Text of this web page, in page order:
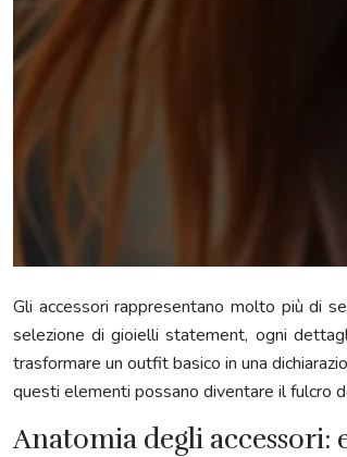
Gli accessori rappresentano molto più di
selezione di gioielli statement, ogni
trasformare un outfit basico in una
questi elementi possano diventare il fulcro
Anatomia degli